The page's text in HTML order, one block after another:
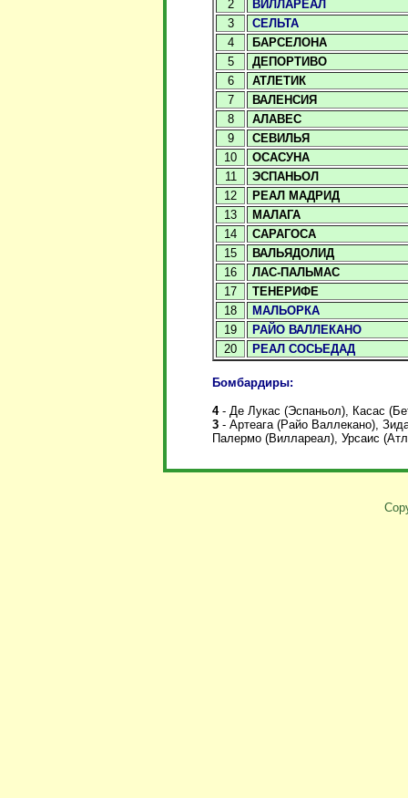
2
ВИЛЛАРЕАЛ
3
СЕЛЬТА
4
БАРСЕЛОНА
5
ДЕПОРТИВО
6
АТЛЕТИК
7
ВАЛЕНСИЯ
8
АЛАВЕС
9
СЕВИЛЬЯ
10
ОСАСУНА
11
ЭСПАНЬОЛ
12
РЕАЛ МАДРИД
13
МАЛАГА
14
САРАГОСА
15
ВАЛЬЯДОЛИД
16
ЛАС-ПАЛЬМАС
17
ТЕНЕРИФЕ
18
МАЛЬОРКА
19
РАЙО ВАЛЛЕКАНО
20
РЕАЛ СОСЬЕДАД
Бомбардиры:
4 - Де Лукас (Эспаньол), Касас
3 - Артеага (Райо Валлекано),
Палермо (Виллареал), Урсаис